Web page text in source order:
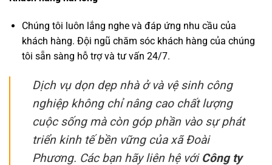
Chúng tôi luôn lắng nghe và đáp ứng nhu cầu của
khách hàng. Đội ngũ chăm sóc khách hàng của chúng
tôi sẵn sàng hỗ trợ và tư vấn 24/7.
Dịch vụ dọn dẹp nhà ở và vệ sinh công
nghiệp không chỉ nâng cao chất lượng
cuộc sống mà còn góp phần vào sự phát
triển kinh tế bền vững của xã Đoài
Phương. Các bạn hãy liên hệ với Công ty